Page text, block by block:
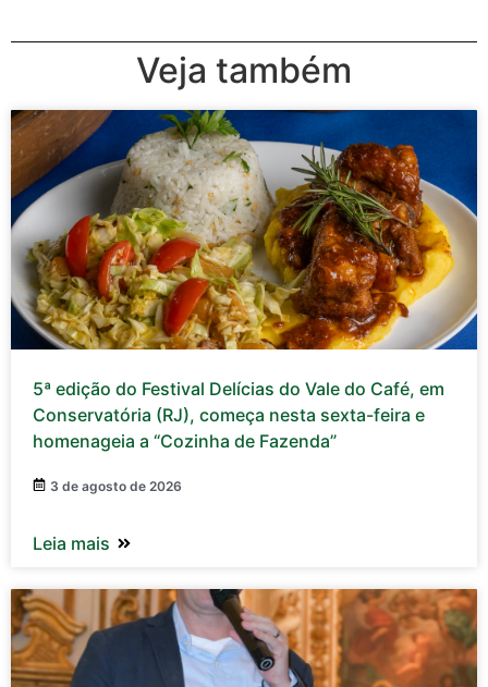
Veja também
5ª edição do Festival Delícias do Vale do Café, em
Conservatória (RJ), começa nesta sexta-feira e
homenageia a “Cozinha de Fazenda”
3 de agosto de 2026
Leia mais